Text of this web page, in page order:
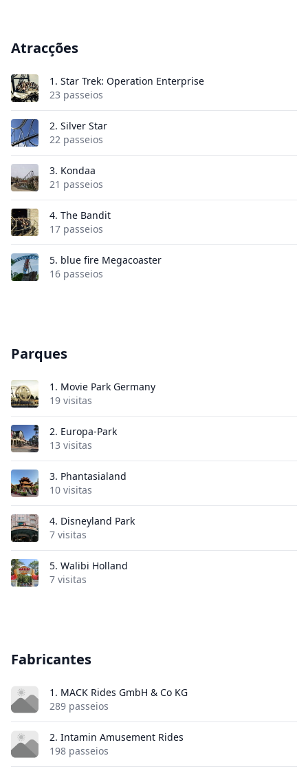
Atracções
1. Star Trek: Operation Enterprise
23 passeios
2. Silver Star
22 passeios
3. Kondaa
21 passeios
4. The Bandit
17 passeios
5. blue fire Megacoaster
16 passeios
Parques
1. Movie Park Germany
19 visitas
2. Europa-Park
13 visitas
3. Phantasialand
10 visitas
4. Disneyland Park
7 visitas
5. Walibi Holland
7 visitas
Fabricantes
1. MACK Rides GmbH & Co KG
289 passeios
2. Intamin Amusement Rides
198 passeios